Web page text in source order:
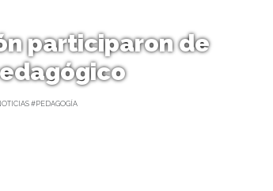
participaron de
#PEDAGOGÍA